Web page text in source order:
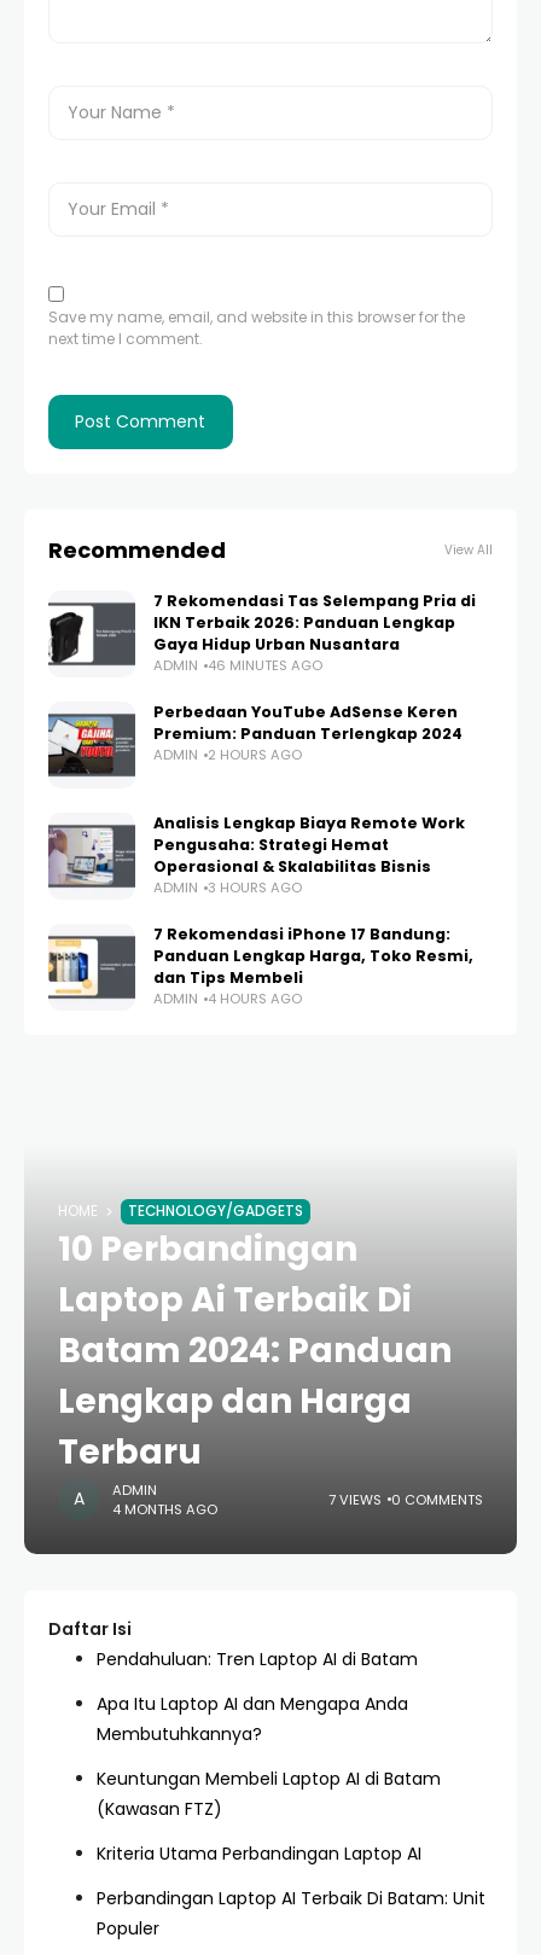
Save my name, email, and website in this browser for the
next time I comment.
Recommended View All
7 Rekomendasi Tas Selempang Pria di
IKN Terbaik 2026: Panduan Lengkap
Gaya Hidup Urban Nusantara
ADMIN 46 MINUTES AGO
Perbedaan YouTube AdSense Keren
Premium: Panduan Terlengkap 2024
ADMIN 2 HOURS AGO
Analisis Lengkap Biaya Remote Work
Pengusaha: Strategi Hemat
Operasional & Skalabilitas Bisnis
ADMIN 3 HOURS AGO
7 Rekomendasi iPhone 17 Bandung:
Panduan Lengkap Harga, Toko Resmi,
dan Tips Membeli
ADMIN 4 HOURS AGO
HOME TECHNOLOGY/GADGETS
10 Perbandingan
Laptop Ai Terbaik Di
Batam 2024: Panduan
Lengkap dan Harga
Terbaru
ADMIN
4 MONTHS AGO
7 VIEWS 0 COMMENTS
Daftar Isi
Pendahuluan: Tren Laptop AI di Batam
Apa Itu Laptop AI dan Mengapa Anda
Membutuhkannya?
Keuntungan Membeli Laptop AI di Batam
(Kawasan FTZ)
Kriteria Utama Perbandingan Laptop AI
Perbandingan Laptop AI Terbaik Di Batam: Unit
Populer